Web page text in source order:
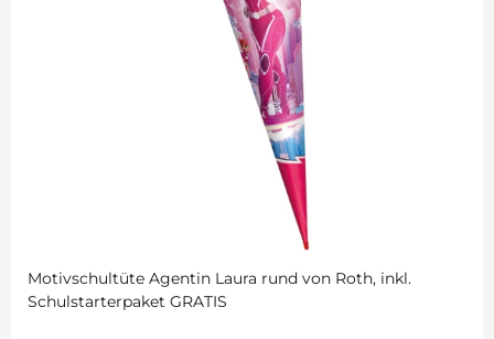
Motivschultüte Agentin Laura rund von Roth, inkl.
Schulstarterpaket GRATIS